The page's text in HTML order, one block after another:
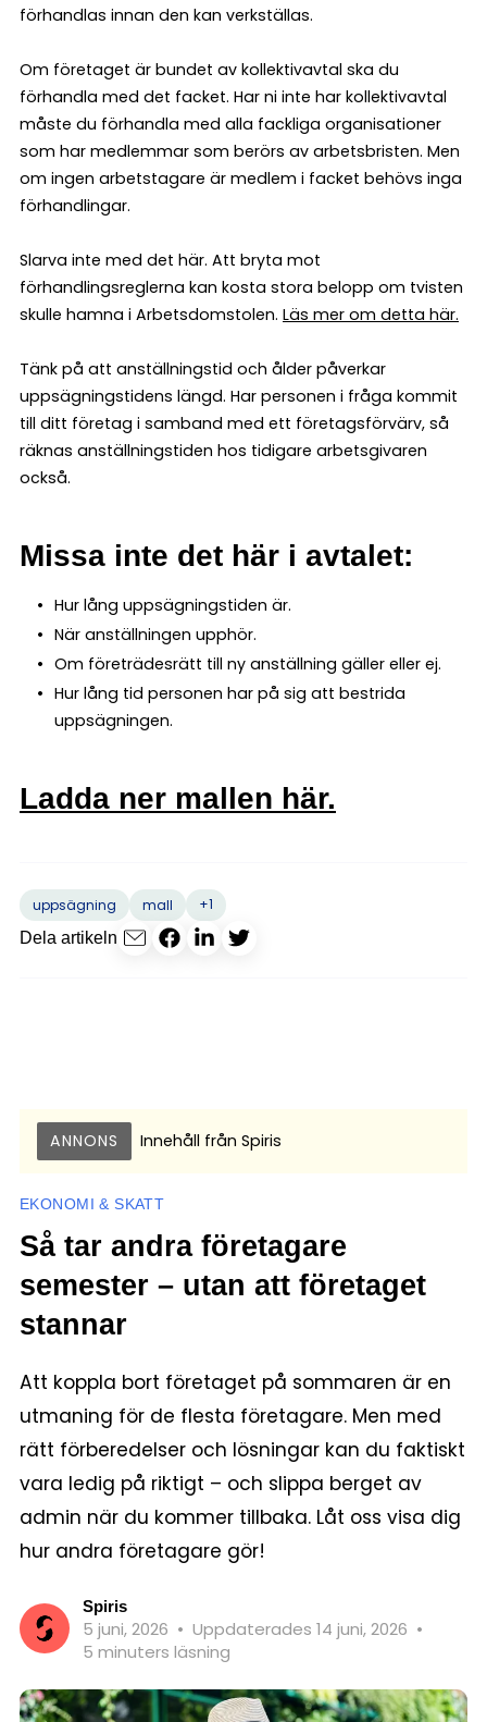
förhandlas innan den kan verkställas.
Om företaget är bundet av kollektivavtal ska du
förhandla med det facket. Har ni inte har kollektivavtal
måste du förhandla med alla fackliga organisationer
som har medlemmar som berörs av arbetsbristen. Men
om ingen arbetstagare är medlem i facket behövs inga
förhandlingar.
Slarva inte med det här. Att bryta mot
förhandlingsreglerna kan kosta stora belopp om tvisten
skulle hamna i Arbetsdomstolen. Läs mer om detta här.
Tänk på att anställningstid och ålder påverkar
uppsägningstidens längd. Har personen i fråga kommit
till ditt företag i samband med ett företagsförvärv, så
räknas anställningstiden hos tidigare arbetsgivaren
också.
Missa inte det här i avtalet:
Hur lång uppsägningstiden är.
När anställningen upphör.
Om företrädesrätt till ny anställning gäller eller ej.
Hur lång tid personen har på sig att bestrida
uppsägningen.
Ladda ner mallen här.
uppsägning mall
+1
Dela artikeln
ANNONS Innehåll från Spiris
EKONOMI & SKATT
Så tar andra företagare
semester – utan att företaget
stannar
Att koppla bort företaget på sommaren är en
utmaning för de flesta företagare. Men med
rätt förberedelser och lösningar kan du faktiskt
vara ledig på riktigt – och slippa berget av
admin när du kommer tillbaka. Låt oss visa dig
hur andra företagare gör!
Spiris
5 juni, 2026 • Uppdaterades 14 juni, 2026 •
5 minuters läsning